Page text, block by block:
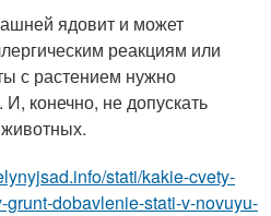
ядовит и может
реакциям или
с растением нужно
конечно, не допускать
stati/kakie-cvety-
dobavlenie-stati-v-novuyu-